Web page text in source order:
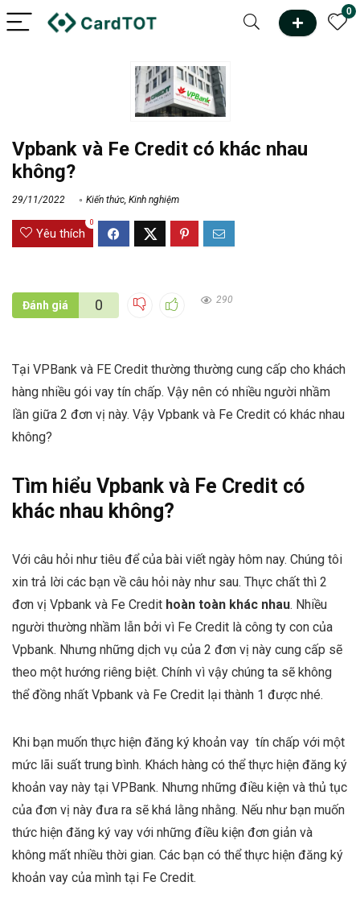
0
Vpbank và Fe Credit có khác nhau
không?
29/11/2022 Kiến thức, Kinh nghiệm
Yêu thích
0
Đánh giá 0 290
Tại VPBank và FE Credit thường thường cung cấp cho khách
hàng nhiều gói vay tín chấp. Vậy nên có nhiều người nhầm
lần giữa 2 đơn vị này. Vậy Vpbank và Fe Credit có khác nhau
không?
Tìm hiểu Vpbank và Fe Credit có
khác nhau không?
Với câu hỏi như tiêu để của bài viết ngày hôm nay. Chúng tôi
xin trả lời các bạn về câu hỏi này như sau. Thực chất thì 2
đơn vị Vpbank và Fe Credit hoàn toàn khác nhau. Nhiều
người thường nhầm lẫn bởi vì Fe Credit là công ty con của
Vpbank. Nhưng những dịch vụ của 2 đơn vị này cung cấp sẽ
theo một hướng riêng biệt. Chính vì vậy chúng ta sẽ không
thể đồng nhất Vpbank và Fe Credit lại thành 1 được nhé.
Khi bạn muốn thực hiện đăng ký khoản vay tín chấp với một
mức lãi suất trung bình. Khách hàng có thể thực hiện đăng ký
khoản vay này tại VPBank. Nhưng những điều kiện và thủ tục
của đơn vị này đưa ra sẽ khá lằng nhằng. Nếu như bạn muốn
thức hiện đăng ký vay với những điều kiện đơn giản và
không mất nhiều thời gian. Các bạn có thể thực hiện đăng ký
khoản vay của mình tại Fe Credit.